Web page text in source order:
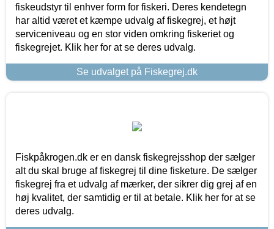
fiskeudstyr til enhver form for fiskeri. Deres kendetegn
har altid været et kæmpe udvalg af fiskegrej, et højt
serviceniveau og en stor viden omkring fiskeriet og
fiskegrejet. Klik her for at se deres udvalg.
Se udvalget på Fiskegrej.dk
Fiskpåkrogen.dk er en dansk fiskegrejsshop der sælger
alt du skal bruge af fiskegrej til dine fisketure. De sælger
fiskegrej fra et udvalg af mærker, der sikrer dig grej af en
høj kvalitet, der samtidig er til at betale. Klik her for at se
deres udvalg.